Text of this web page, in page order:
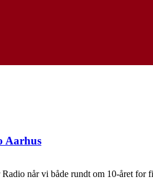
Aarhus
når vi både rundt om 10-året